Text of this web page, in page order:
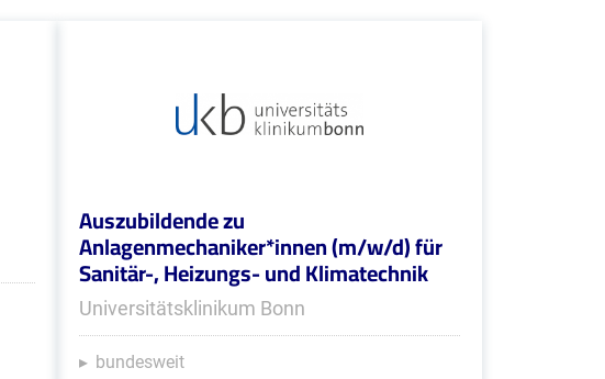
Auszubildende zu
Anlagenmechaniker*innen (m/w/d) für
Sanitär-, Heizungs- und Klimatechnik
Universitätsklinikum Bonn
bundesweit